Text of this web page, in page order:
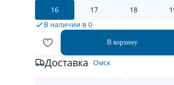
16 17 18
В наличии в 0
В корзину
Доставка Омск